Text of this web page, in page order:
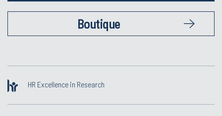
Boutique
HR Excellence in Research